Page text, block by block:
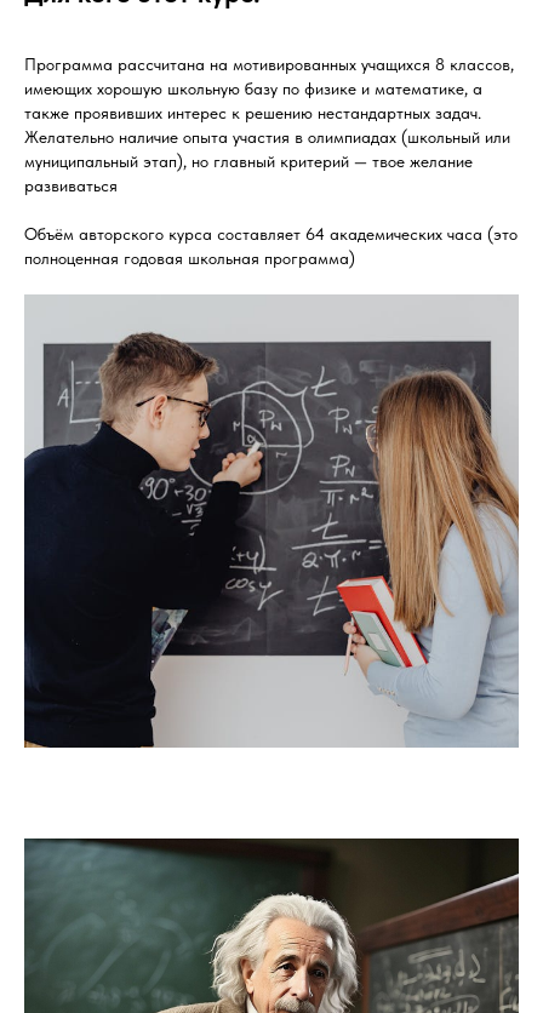
Программа рассчитана на мотивированных учащихся 8 классов,
имеющих хорошую школьную базу по физике и математике, а
также проявивших интерес к решению нестандартных задач.
Желательно наличие опыта участия в олимпиадах (школьный или
муниципальный этап), но главный критерий — твое желание
развиваться
Объём авторского курса составляет 64 академических часа (это
полноценная годовая школьная программа)